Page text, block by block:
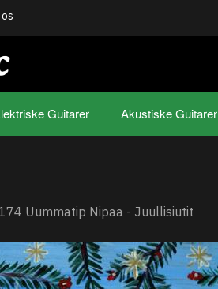
Guitarer Akustiske Guitarer
Uummatip Nipaa - Juullisiutit